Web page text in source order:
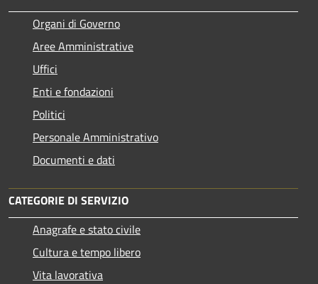
Organi di Governo
Aree Amministrative
Uffici
Enti e fondazioni
Politici
Personale Amministrativo
Documenti e dati
CATEGORIE DI SERVIZIO
Anagrafe e stato civile
Cultura e tempo libero
Vita lavorativa